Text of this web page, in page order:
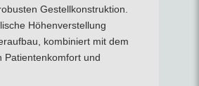
Gestellkonstruktion.
Höhenverstellung
kombiniert mit dem
Patientenkomfort und